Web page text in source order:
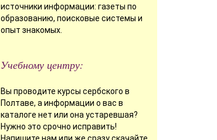
источники информации: газеты по
образованию, поисковые системы и
опыт знакомых.
Учебному центру:
Вы проводите курсы сербского в
Полтаве, а информации о вас в
каталоге нет или она устаревшая?
Нужно это срочно исправить!